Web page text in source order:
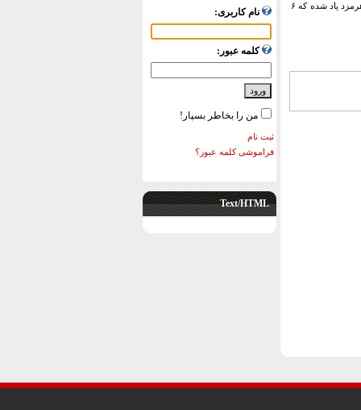
نام کاربری:
کلمه عبور:
من را بخاطر بسپار!
ثبت نام
فراموشی کلمه عبور؟
Text/HTML
سنگ نوشته مشهور سورو شکن داشی دیده می‌شود. در این سنگ نوشته به خط پهلوی از شخصی به نام نرسه هرمزد یاد شده که ۶